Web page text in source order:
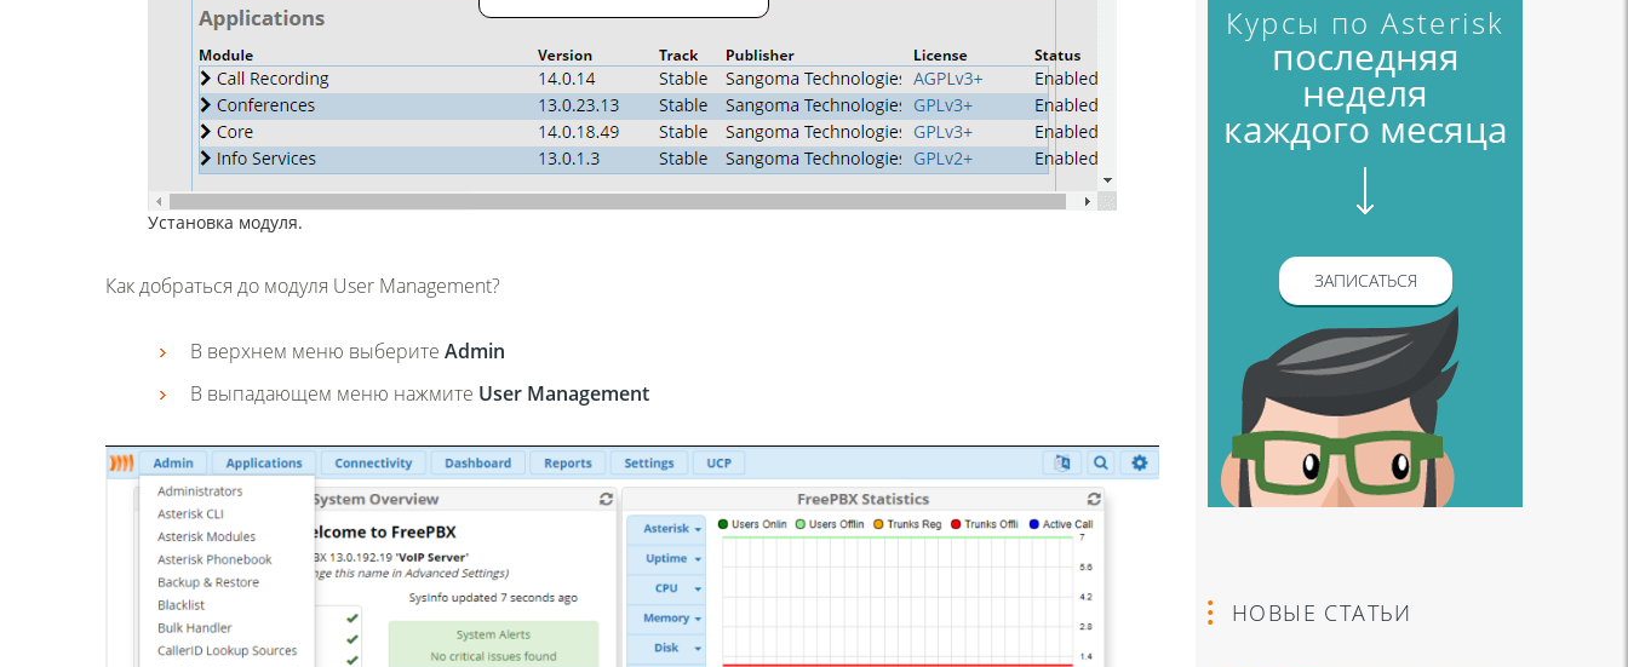
Установка модуля.
Как добраться до модуля User Management?
В верхнем меню выберите Admin
В выпадающем меню нажмите User Management
Курсы по Asterisk
последняя
неделя
каждого месяца
ЗАПИСАТЬСЯ
НОВЫЕ СТАТЬИ